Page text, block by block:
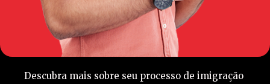
Descubra mais sobre seu processo de imigração